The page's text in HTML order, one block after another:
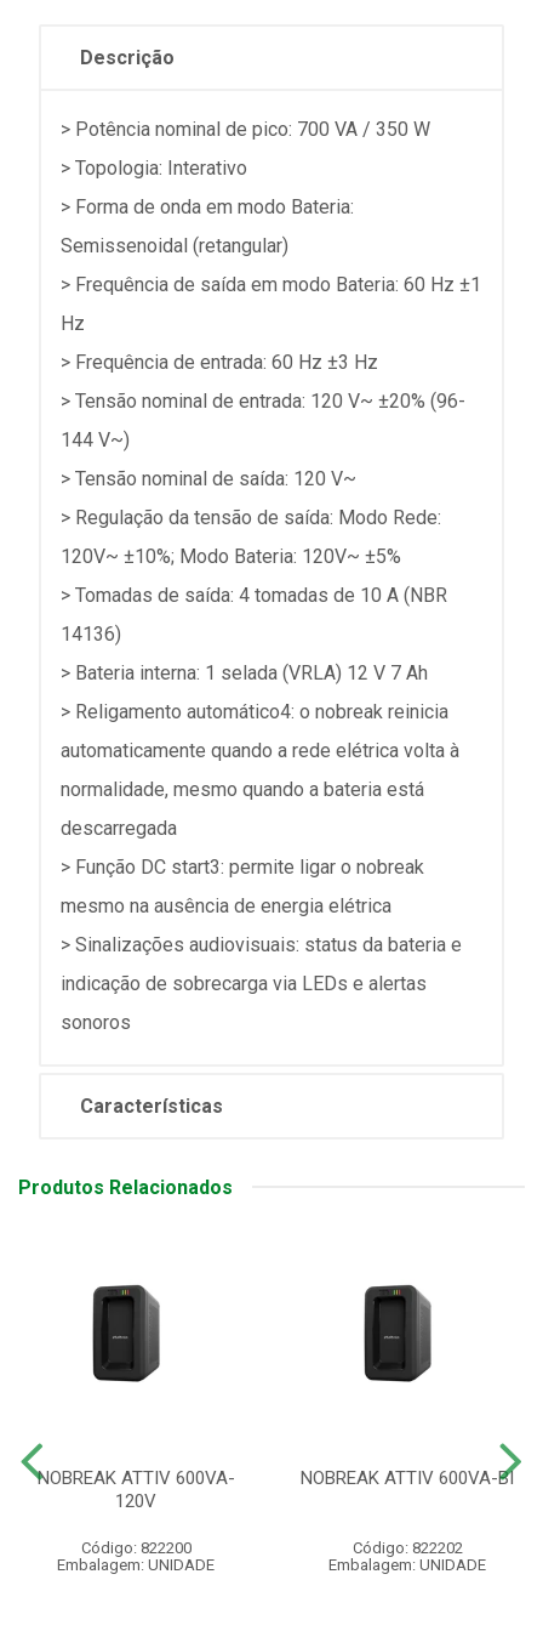
Descrição
> Potência nominal de pico: 700 VA / 350 W
> Topologia: Interativo
> Forma de onda em modo Bateria:
Semissenoidal (retangular)
> Frequência de saída em modo Bateria: 60 Hz ±1
Hz
> Frequência de entrada: 60 Hz ±3 Hz
> Tensão nominal de entrada: 120 V~ ±20% (96-
144 V~)
> Tensão nominal de saída: 120 V~
> Regulação da tensão de saída: Modo Rede:
120V~ ±10%; Modo Bateria: 120V~ ±5%
> Tomadas de saída: 4 tomadas de 10 A (NBR
14136)
> Bateria interna: 1 selada (VRLA) 12 V 7 Ah
> Religamento automático4: o nobreak reinicia
automaticamente quando a rede elétrica volta à
normalidade, mesmo quando a bateria está
descarregada
> Função DC start3: permite ligar o nobreak
mesmo na ausência de energia elétrica
> Sinalizações audiovisuais: status da bateria e
indicação de sobrecarga via LEDs e alertas
sonoros
Características
Produtos Relacionados
NOBREAK ATTIV 600VA-
120V
Código: 822200
Embalagem: UNIDADE
NOBREAK ATTIV 600VA-BI
Código: 822202
Embalagem: UNIDADE